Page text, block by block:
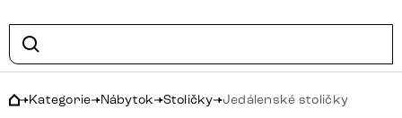
Kategorie Nábytok Stoličky Jedálenské stoličky